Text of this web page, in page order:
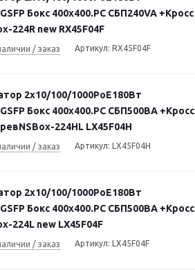
Бокс 400x400.PC СБП240VA +Кросс
224R new RX45F04F
/ заказ Артикул: RX45F04F
2х10/100/1000PoE180Вт
Бокс 400x400.PC СБП500ВА +Кросс
224HL LX45F04H
/ заказ Артикул: LX45F04H
2х10/100/1000PoE180Вт
Бокс 400x400.PC СБП500ВА +Кросс
224L new LX45F04F
/ заказ Артикул: LX45F04F